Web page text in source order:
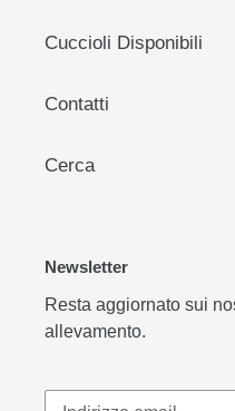
Cuccioli Disponibili
Contatti
Cerca
Newsletter
Resta aggiornato sui
allevamento.